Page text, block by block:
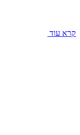
קרא עוד